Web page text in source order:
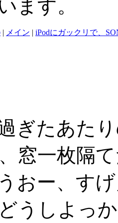
ます。
| メイン | iPodにガックリで、
ぎたあた
窓一枚隔
おー、す
うしよっ